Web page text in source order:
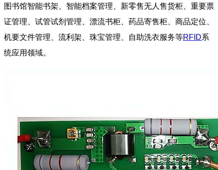
图书馆智能书架、智能档案管理、新零售无人售货柜、重要票
证管理、试管试剂管理、漂流书柜、药品寄售柜、商品定位、
机要文件管理、流利架、珠宝管理、自助洗衣服务等RFID系
统应用领域。